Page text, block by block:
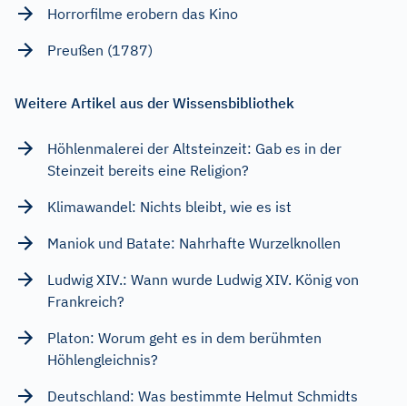
Horrorfilme erobern das Kino
Preußen (1787)
Weitere Artikel aus der Wissensbibliothek
Höhlenmalerei der Altsteinzeit: Gab es in der
Steinzeit bereits eine Religion?
Klimawandel: Nichts bleibt, wie es ist
Maniok und Batate: Nahrhafte Wurzelknollen
Ludwig XIV.: Wann wurde Ludwig XIV. König von
Frankreich?
Platon: Worum geht es in dem berühmten
Höhlengleichnis?
Deutschland: Was bestimmte Helmut Schmidts